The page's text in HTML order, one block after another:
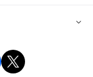
どにより変更にな